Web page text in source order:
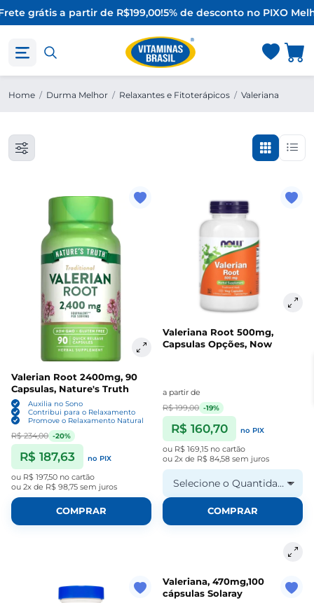
grátis a partir de R$199,00!5% de desconto no PIXO
Home / Durma Melhor / Relaxantes e Fitoterápicos / Valeriana
Valerian Root 2400mg, 90
Capsulas, Nature's Truth
Auxilia no Sono
Contribui para o Relaxamento
Promove o Relaxamento Natural
R$ 234,00 -20%
R$ 187,63 no PIX
ou R$ 197,50 no cartão
ou 2x de R$ 98,75 sem juros
COMPRAR
Valeriana Root 500mg,
Capsulas Opções, Now
a partir de
R$ 199,00 -19%
R$ 160,70 no PIX
ou R$ 169,15 no cartão
ou 2x de R$ 84,58 sem juros
Selecione o Quantidade
COMPRAR
Valeriana, 470mg,100
cápsulas Solaray